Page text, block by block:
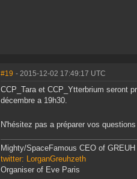
#19 - 2015-12-02 17:49:17 UTC
CCP_Tara et CCP_Ytterbrium seront
décembre a 19h30.
N'hésitez pas a préparer vos
Mighty/SpaceFamous CEO of
twitter: LorganGreuhzeth
Organiser of Eve Paris